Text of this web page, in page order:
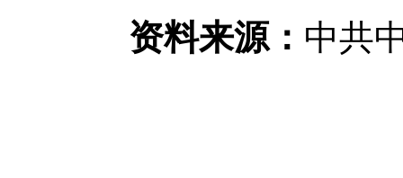
资料来源： 中共